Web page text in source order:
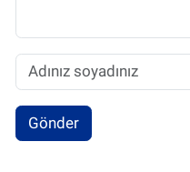
Gönder